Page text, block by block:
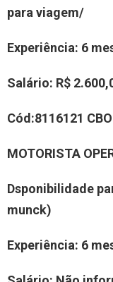
para viagem/
Experiência: 6
Salário: R$
Cód:8116121
MOTORISTA
Dsponibilidade
munck)
Experiência: 6